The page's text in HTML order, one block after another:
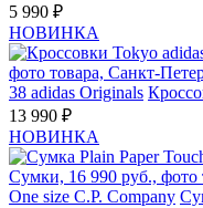
5 990 ₽
НОВИНКА
38 adidas Originals
13 990 ₽
НОВИНКА
One size C.P. Company